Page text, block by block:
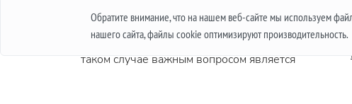
Обратите внимание, что на нашем веб-сайте мы используем
нашего сайта, файлы cookie оптимизируют производительность.
дорогое изделие, стоимостью в несколько
тысяч, а иногда и несколько десятков тысяч. В
таком случае важным вопросом является